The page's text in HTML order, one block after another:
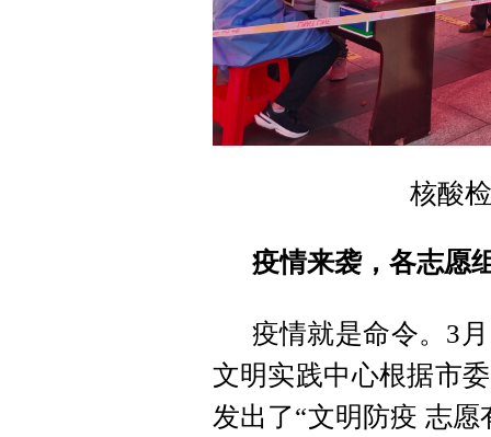
核酸
疫情来袭，各志愿
疫情就是命令。3
文明实践中心根据市
发出了“文明防疫 志